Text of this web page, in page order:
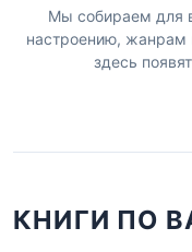
Мы собираем для
настроению,
здесь
КНИГИ ПО